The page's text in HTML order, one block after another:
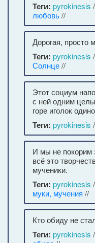
Теги: pyrokinesis
любовь//
Дорогая, просто
Теги: pyrokinesis
Солнце//
Этот социум
с ней одним
горе иголок
Теги: pyrokinesis
И мы не покорим
всё это
мученики.
Теги: pyrokinesis
муки, мучения //
Кто обиду не
Теги: pyrokinesis